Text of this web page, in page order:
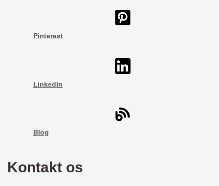
Pinterest
LinkedIn
Blog
Kontakt os